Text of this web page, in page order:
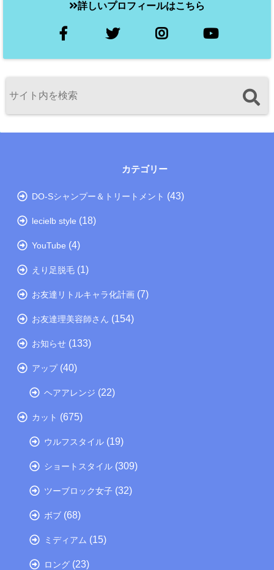
詳しいプロフィールはこちら
カテゴリー
DO-Sシャンプー＆トリートメント (43)
lecielb style (18)
YouTube (4)
えり足脱毛 (1)
お友達リトルキャラ化計画 (7)
お友達理美容師さん (154)
お知らせ (133)
アップ(40)
ヘアアレンジ (22)
カット (675)
ウルフスタイル (19)
ショートスタイル (309)
ツーブロック女子 (32)
ボブ (68)
ミディアム (15)
ロング (23)